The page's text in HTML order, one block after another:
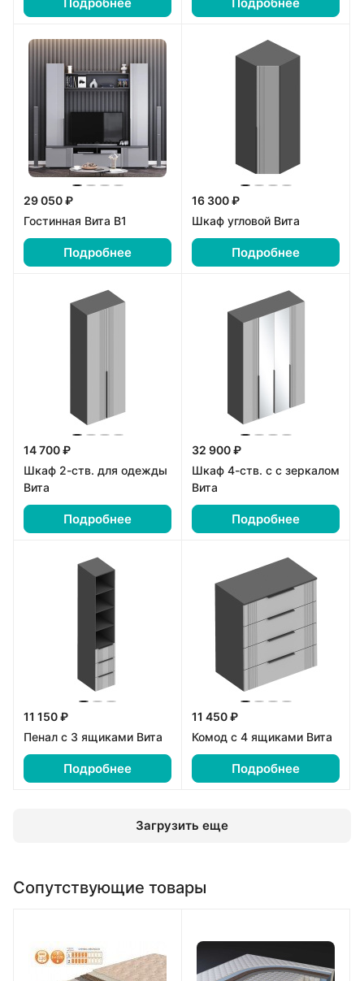
29 050 ₽
Гостинная Вита В1
Подробнее
16 300 ₽
Шкаф угловой Вита
Подробнее
14 700 ₽
Шкаф 2-ств. для одежды
Вита
Подробнее
32 900 ₽
Шкаф 4-ств. с с зеркалом
Вита
Подробнее
11 150 ₽
Пенал с 3 ящиками Вита
Подробнее
11 450 ₽
Комод с 4 ящиками Вита
Подробнее
Загрузить еще
Сопутствующие товары